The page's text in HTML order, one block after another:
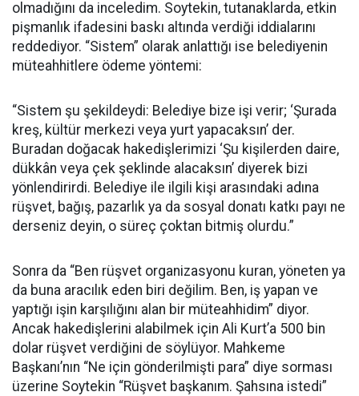
olmadığını da inceledim. Soytekin, tutanaklarda, etkin
pişmanlık ifadesini baskı altında verdiği iddialarını
reddediyor. “Sistem” olarak anlattığı ise belediyenin
müteahhitlere ödeme yöntemi:
“Sistem şu şekildeydi: Belediye bize işi verir; ‘Şurada
kreş, kültür merkezi veya yurt yapacaksın’ der.
Buradan doğacak hakedişlerimizi ‘Şu kişilerden daire,
dükkân veya çek şeklinde alacaksın’ diyerek bizi
yönlendirirdi. Belediye ile ilgili kişi arasındaki adına
rüşvet, bağış, pazarlık ya da sosyal donatı katkı payı ne
derseniz deyin, o süreç çoktan bitmiş olurdu.”
Sonra da “Ben rüşvet organizasyonu kuran, yöneten ya
da buna aracılık eden biri değilim. Ben, iş yapan ve
yaptığı işin karşılığını alan bir müteahhidim” diyor.
Ancak hakedişlerini alabilmek için Ali Kurt’a 500 bin
dolar rüşvet verdiğini de söylüyor. Mahkeme
Başkanı’nın “Ne için gönderilmişti para” diye sorması
üzerine Soytekin “Rüşvet başkanım. Şahsına istedi”